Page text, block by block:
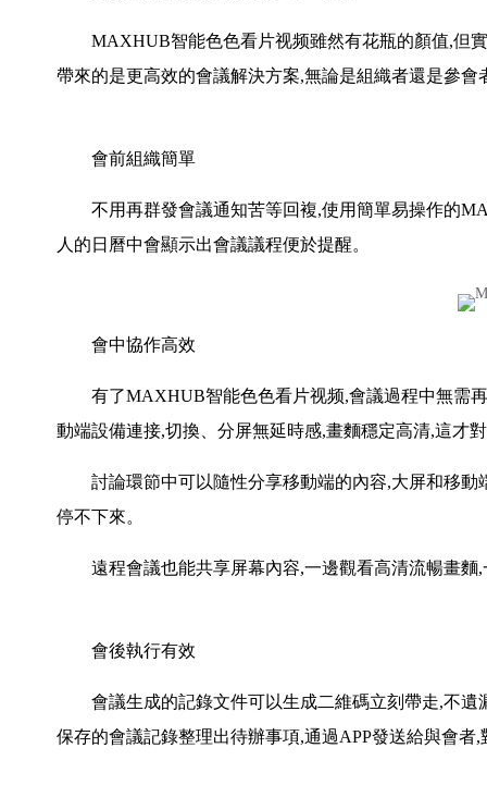
MAXHUB智能色色看片视频雖然有花瓶的顏值,但實
帶來的是更高效的會議解決方案,無論是組織者還是參會
會前組織簡單
不用再群發會議通知苦等回複,使用簡單易操作的
人的日曆中會顯示出會議議程便於提醒。
會中協作高效
有了MAXHUB智能色色看片视频,會議過程中無需再
動端設備連接,切換、分屏無延時感,畫麵穩定高清,這才
討論環節中可以隨性分享移動端的內容,大屏和移動
停不下來。
遠程會議也能共享屏幕內容,一邊觀看高清流暢畫麵,
會後執行有效
會議生成的記錄文件可以生成二維碼立刻帶走,不遺
保存的會議記錄整理出待辦事項,通過APP發送給與會